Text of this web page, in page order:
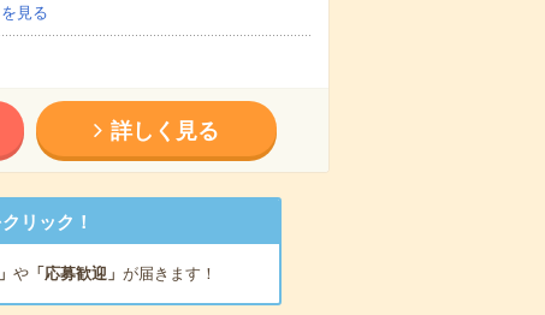
見る
詳しく見る
リック！
や「応募歓迎」 が届きます！